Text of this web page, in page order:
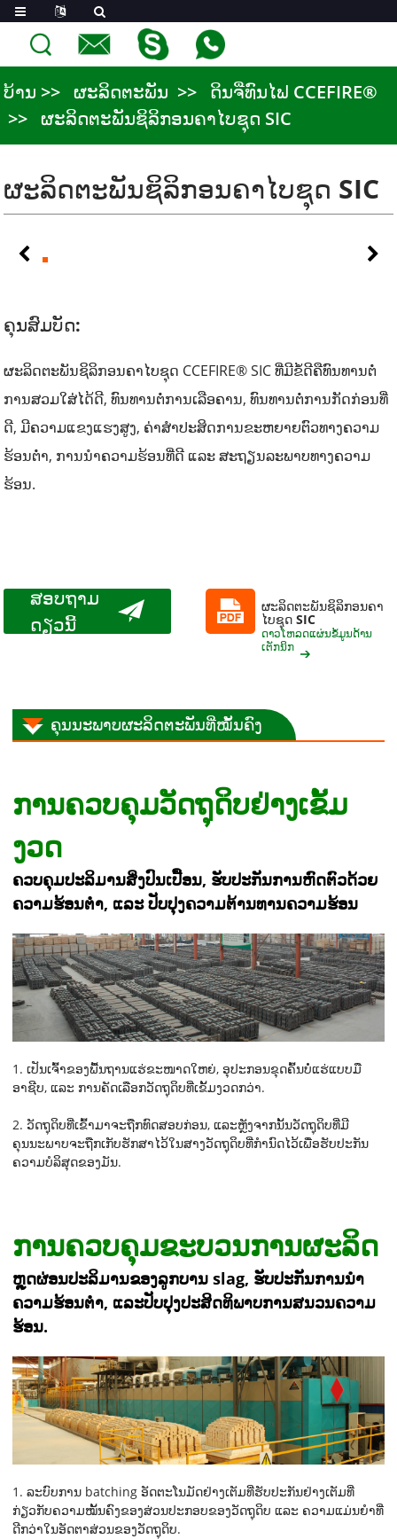
ບ້ານ ຜະລິດຕະພັນ
ດິນຈີ່ທົນໄຟ CCEFIRE®
ຜະລິດຕະພັນຊິລິກອນຄາໄບຊຸດ SIC
ຜະລິດຕະພັນຊິລິກອນຄາໄບຊຸດ SIC
ຄຸນສົມບັດ:
ຜະລິດຕະພັນຊິລິກອນຄາໄບຊຸດ CCEFIRE® SIC ທີ່ມີຂໍ້ດີຄືທົນທານຕໍ່
ການສວມໃສ່ໄດ້ດີ, ທົນທານຕໍ່ການເລືອຄານ, ທົນທານຕໍ່ການກັດກ່ອນທີ່
ດີ, ມີຄວາມແຂງແຮງສູງ, ຄ່າສໍາປະສິດການຂະຫຍາຍຕົວທາງຄວາມ
ຮ້ອນຕໍ່າ, ການນໍາຄວາມຮ້ອນທີ່ດີ ແລະ ສະຖຽນລະພາບທາງຄວາມ
ຮ້ອນ.
ສອບຖາມ
ດຽວນີ້
ຜະລິດຕະພັນຊິລິກອນຄາ
ໄບຊຸດ SIC
ດາວໂຫລດແຜ່ນຂໍ້ມູນດ້ານ
ເຕັກນິກ
ຄຸນນະພາບຜະລິດຕະພັນທີ່ໝັ້ນຄົງ
ການຄວບຄຸມວັດຖຸດິບຢ່າງເຂັ້ມ
ງວດ
ຄວບຄຸມປະລິມານສິ່ງປົນເປື້ອນ, ຮັບປະກັນການຫົດຕົວດ້ວຍ
ຄວາມຮ້ອນຕໍ່າ, ແລະ ປັບປຸງຄວາມຕ້ານທານຄວາມຮ້ອນ
1. ເປັນເຈົ້າຂອງພື້ນຖານແຮ່ຂະໜາດໃຫຍ່, ອຸປະກອນຂຸດຄົ້ນບໍ່ແຮ່ແບບມື
ອາຊີບ, ແລະ ການຄັດເລືອກວັດຖຸດິບທີ່ເຂັ້ມງວດກວ່າ.
2. ວັດຖຸດິບທີ່ເຂົ້າມາຈະຖືກທົດສອບກ່ອນ, ແລະຫຼັງຈາກນັ້ນວັດຖຸດິບທີ່ມີ
ຄຸນນະພາບຈະຖືກເກັບຮັກສາໄວ້ໃນສາງວັດຖຸດິບທີ່ກຳນົດໄວ້ເພື່ອຮັບປະກັນ
ຄວາມບໍລິສຸດຂອງມັນ.
ການຄວບຄຸມຂະບວນການຜະລິດ
ຫຼຸດຜ່ອນປະລິມານຂອງລູກບານ slag, ຮັບປະກັນການນຳ
ຄວາມຮ້ອນຕໍ່າ, ແລະປັບປຸງປະສິດທິພາບການສນວນຄວາມ
ຮ້ອນ.
1. ລະບົບການ batching ອັດຕະໂນມັດຢ່າງເຕັມທີ່ຮັບປະກັນຢ່າງເຕັມທີ່
ກ່ຽວກັບຄວາມໝັ້ນຄົງຂອງສ່ວນປະກອບຂອງວັດຖຸດິບ ແລະ ຄວາມແມ່ນຍຳທີ່
ດີກວ່າໃນອັດຕາສ່ວນຂອງວັດຖຸດິບ.